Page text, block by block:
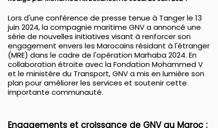
Lors d'une conférence de presse tenue à Tanger le 13
juin 2024, la compagnie maritime GNV a annoncé une
série de nouvelles initiatives visant à renforcer son
engagement envers les Marocains résidant à l'étranger
(MRE) dans le cadre de l'opération Marhaba 2024. En
collaboration étroite avec la Fondation Mohammed V
et le ministère du Transport, GNV a mis en lumière son
plan pour améliorer les services et soutenir cette
importante communauté.
Engagements et croissance de GNV au Maroc :